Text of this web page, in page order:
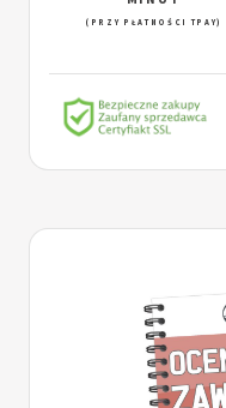
(PRZY PŁATNOŚCI TPAY)